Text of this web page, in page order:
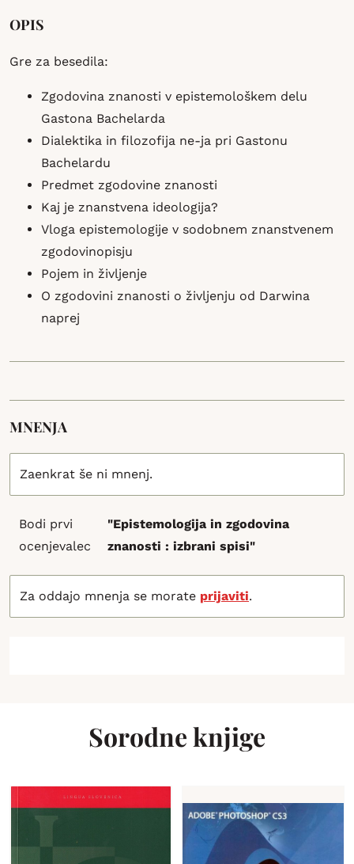
OPIS
Gre za besedila:
Zgodovina znanosti v epistemološkem delu
Gastona Bachelarda
Dialektika in filozofija ne-ja pri Gastonu
Bachelardu
Predmet zgodovine znanosti
Kaj je znanstvena ideologija?
Vloga epistemologije v sodobnem znanstvenem
zgodovinopisju
Pojem in življenje
O zgodovini znanosti o življenju od Darwina
naprej
MNENJA
Zaenkrat še ni mnenj.
Bodi prvi
ocenjevalec
"Epistemologija in zgodovina
znanosti : izbrani spisi"
Za oddajo mnenja se morate prijaviti.
Sorodne knjige